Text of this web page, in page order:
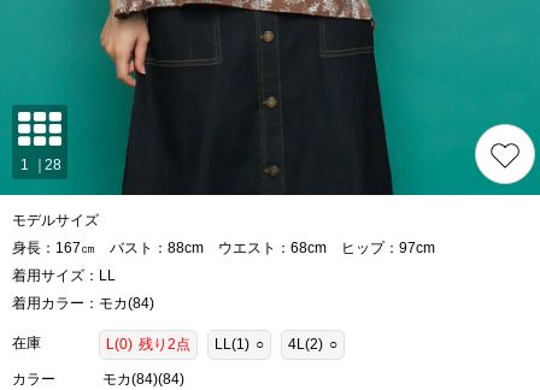
モデルサイズ
身長：167㎝ バスト：88cm ウエスト：68cm ヒップ：97cm
着用サイズ：LL
着用カラー：モカ(84)
在庫 L(0) 残り2点 LL(1) ○ 4L(2) ○
カラー モカ(84)(84)